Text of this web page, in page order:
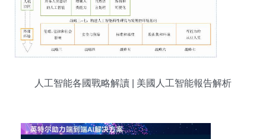
人工智能各國戰略解讀 | 美國人工智能報告解析